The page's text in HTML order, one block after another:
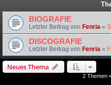
BIOGRAFIE
Letzter Beitrag von Fenria «
DISCOGRAFIE
Letzter Beitrag von Fenria «
Neues Thema
2 Themen